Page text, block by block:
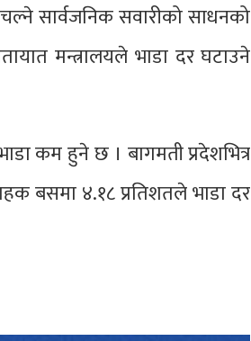
सार्वजनिक सवारीको साधनको
मन्त्रालयले भाडा दर घटाउने
कम हुने छ । बागमती प्रदेशभित्र
बसमा ४.१८ प्रतिशतले भाडा दर